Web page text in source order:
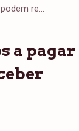
Casa Civil mapeia restos a pagar e municípios podem receber recursos de 2019 a 2022
a pagar